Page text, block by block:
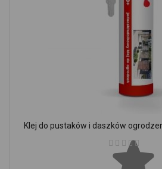
Klej do pustaków i daszków
Ocena: